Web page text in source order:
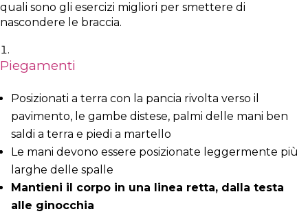
quali sono gli esercizi migliori per smettere di
nascondere le braccia.
Piegamenti
Posizionati a terra con la pancia rivolta verso il
pavimento, le gambe distese, palmi delle mani ben
saldi a terra e piedi a martello
Le mani devono essere posizionate leggermente più
larghe delle spalle
Mantieni il corpo in una linea retta, dalla testa
alle ginocchia